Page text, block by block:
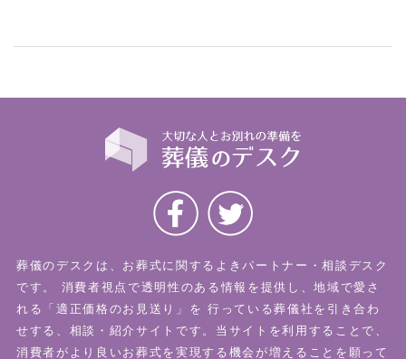
葬儀のデスクは、お葬式に関するよきパートナー・相談デスク
です。
消費者視点で透明性のある情報を提供し、地域で愛さ
れる「適正価格のお見送り」を 行っている葬儀社を引き合わ
せする、相談・紹介サイトです。当サイトを利用することで、
消費者がより良いお葬式を実現する機会が増えることを願って